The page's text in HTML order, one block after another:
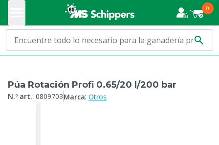
0
Púa Rotación Profi 0.65/20 l/200 bar
N.º art.: 0809703Marca: Otros